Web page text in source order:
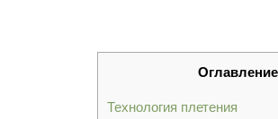
Оглавление
Технология плетения